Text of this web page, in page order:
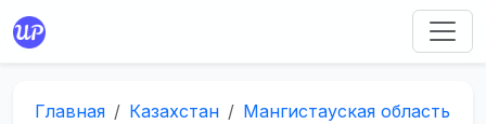
Главная Казахстан
Мангистауская область